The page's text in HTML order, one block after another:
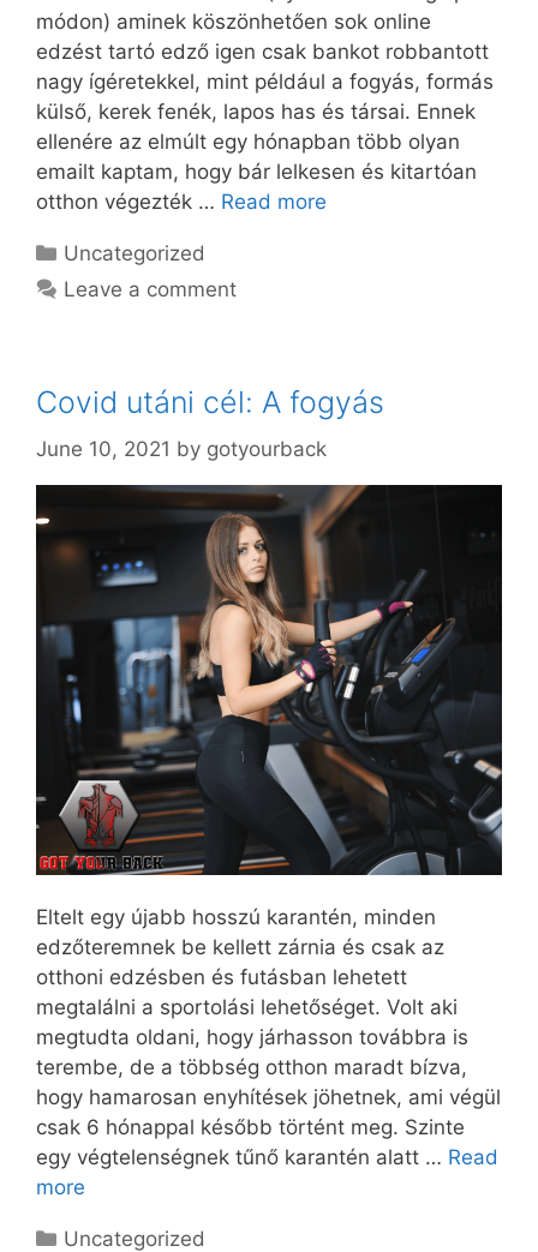
módon) aminek köszönhetően sok online
edzést tartó edző igen csak bankot robbantott
nagy ígéretekkel, mint például a fogyás, formás
külső, kerek fenék, lapos has és társai. Ennek
ellenére az elmúlt egy hónapban több olyan
emailt kaptam, hogy bár lelkesen és kitartóan
otthon végezték … Read more
Categories
Uncategorized
Leave a comment
Covid utáni cél: A fogyás
June 10, 2021 by gotyourback
Eltelt egy újabb hosszú karantén, minden
edzőteremnek be kellett zárnia és csak az
otthoni edzésben és futásban lehetett
megtalálni a sportolási lehetőséget. Volt aki
megtudta oldani, hogy járhasson továbbra is
terembe, de a többség otthon maradt bízva,
hogy hamarosan enyhítések jöhetnek, ami végül
csak 6 hónappal később történt meg. Szinte
egy végtelenségnek tűnő karantén alatt … Read
more
Categories
Uncategorized